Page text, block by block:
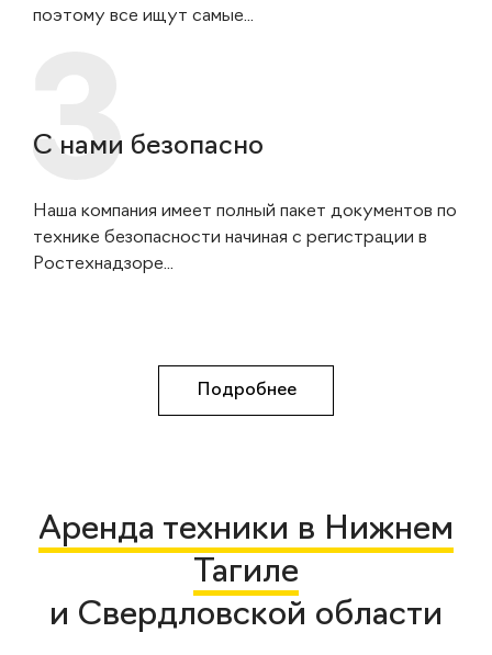
поэтому все ищут самые...
С нами безопасно
Наша компания имеет полный пакет документов по
технике безопасности начиная с регистрации в
Ростехнадзоре...
Подробнее
Аренда техники в Нижнем
Тагиле
и Свердловской области